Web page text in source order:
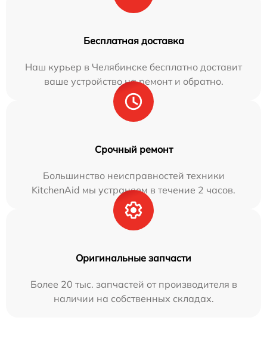
Бесплатная доставка
Наш курьер в Челябинске бесплатно доставит
ваше устройство на ремонт и обратно.
Срочный ремонт
Большинство неисправностей техники
KitchenAid мы устраняем в течение 2 часов.
Оригинальные запчасти
Более 20 тыс. запчастей от производителя в
наличии на собственных складах.